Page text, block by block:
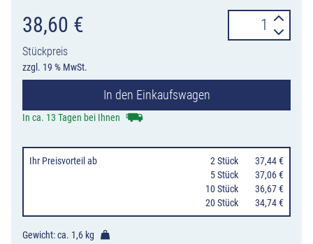
38,60 €
Stückpreis
zzgl. 19 % MwSt.
229-
Taxenstand
Menge
In den Einkaufswagen
In ca. 13 Tagen bei Ihnen
Ihr Preisvorteil ab 2 Stück
37,44 €
5 Stück
37,06 €
10 Stück
36,67 €
20 Stück
34,74 €
Gewicht: ca. 1,6 kg